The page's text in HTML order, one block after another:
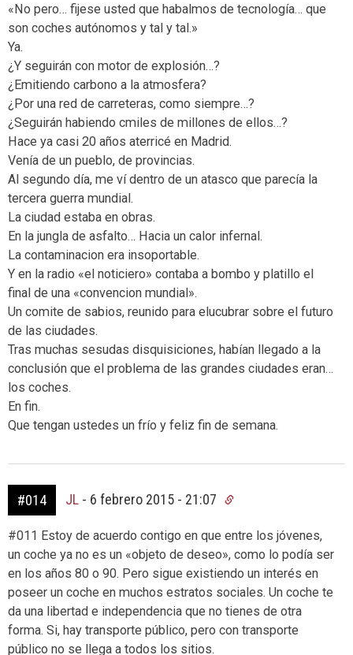
«No pero… fijese usted que habalmos de tecnología… que
son coches autónomos y tal y tal.»
Ya.
¿Y seguirán con motor de explosión…?
¿Emitiendo carbono a la atmosfera?
¿Por una red de carreteras, como siempre…?
¿Seguirán habiendo cmiles de millones de ellos…?
Hace ya casi 20 años aterricé en Madrid.
Venía de un pueblo, de provincias.
Al segundo día, me ví dentro de un atasco que parecía la
tercera guerra mundial.
La ciudad estaba en obras.
En la jungla de asfalto… Hacia un calor infernal.
La contaminacion era insoportable.
Y en la radio «el noticiero» contaba a bombo y platillo el
final de una «convencion mundial».
Un comite de sabios, reunido para elucubrar sobre el futuro
de las ciudades.
Tras muchas sesudas disquisiciones, habían llegado a la
conclusión que el problema de las grandes ciudades eran…
los coches.
En fin.
Que tengan ustedes un frío y feliz fin de semana.
#014 JL - 6 febrero 2015 - 21:07
#011 Estoy de acuerdo contigo en que entre los jóvenes,
un coche ya no es un «objeto de deseo», como lo podía ser
en los años 80 o 90. Pero sigue existiendo un interés en
poseer un coche en muchos estratos sociales. Un coche te
da una libertad e independencia que no tienes de otra
forma. Si, hay transporte público, pero con transporte
público no se llega a todos los sitios.